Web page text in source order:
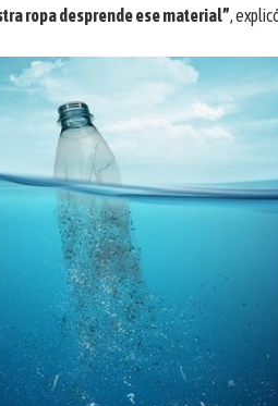
ropa desprende ese material”,